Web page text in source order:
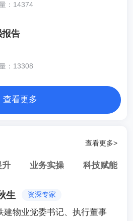
：14374
报告
：13308
查看更多
查看更多>
升 业务实操 科技赋能
生 资深专家
建物业党委书记、执行董事